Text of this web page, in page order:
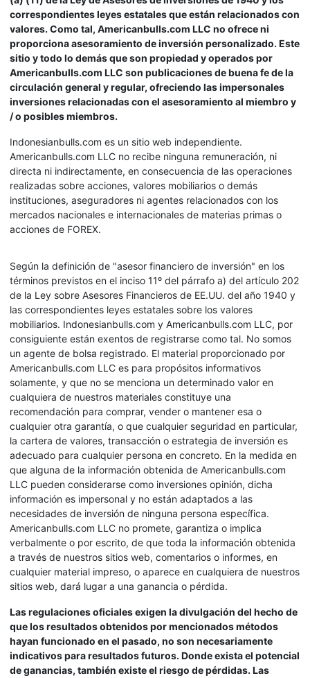
correspondientes leyes estatales que están relacionados con
valores. Como tal, Americanbulls.com LLC no ofrece ni
proporciona asesoramiento de inversión personalizado. Este
sitio y todo lo demás que son propiedad y operados por
Americanbulls.com LLC son publicaciones de buena fe de la
circulación general y regular, ofreciendo las impersonales
inversiones relacionadas con el asesoramiento al miembro y
/ o posibles miembros.
Indonesianbulls.com es un sitio web independiente.
Americanbulls.com LLC no recibe ninguna remuneración, ni
directa ni indirectamente, en consecuencia de las operaciones
realizadas sobre acciones, valores mobiliarios o demás
instituciones, aseguradores ni agentes relacionados con los
mercados nacionales e internacionales de materias primas o
acciones de FOREX.
Según la definición de "asesor financiero de inversión" en los
términos previstos en el inciso 11º del párrafo a) del artículo 202
de la Ley sobre Asesores Financieros de EE.UU. del año 1940 y
las correspondientes leyes estatales sobre los valores
mobiliarios. Indonesianbulls.com y Americanbulls.com LLC, por
consiguiente están exentos de registrarse como tal. No somos
un agente de bolsa registrado. El material proporcionado por
Americanbulls.com LLC es para propósitos informativos
solamente, y que no se menciona un determinado valor en
cualquiera de nuestros materiales constituye una
recomendación para comprar, vender o mantener esa o
cualquier otra garantía, o que cualquier seguridad en particular,
la cartera de valores, transacción o estrategia de inversión es
adecuado para cualquier persona en concreto. En la medida en
que alguna de la información obtenida de Americanbulls.com
LLC pueden considerarse como inversiones opinión, dicha
información es impersonal y no están adaptados a las
necesidades de inversión de ninguna persona específica.
Americanbulls.com LLC no promete, garantiza o implica
verbalmente o por escrito, de que toda la información obtenida
a través de nuestros sitios web, comentarios o informes, en
cualquier material impreso, o aparece en cualquiera de nuestros
sitios web, dará lugar a una ganancia o pérdida.
Las regulaciones oficiales exigen la divulgación del hecho de
que los resultados obtenidos por mencionados métodos
hayan funcionado en el pasado, no son necesariamente
indicativos para resultados futuros. Donde exista el potencial
de ganancias, también existe el riesgo de pérdidas. Las